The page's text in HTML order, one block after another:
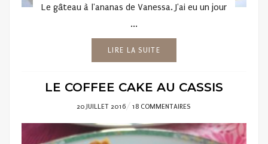
Le gâteau à l'ananas de Vanessa. J'ai eu un jour
...
LIRE LA SUITE
LE COFFEE CAKE AU CASSIS
POSTED
ON
20 JUILLET 2016 18 COMMENTAIRES